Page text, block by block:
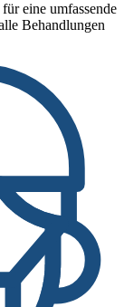
eine umfassende
Behandlungen